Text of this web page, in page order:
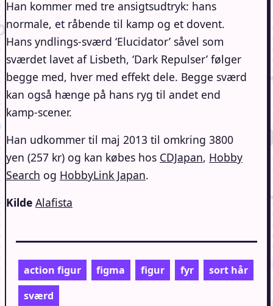
Han kommer med tre ansigtsudtryk: hans
normale, et råbende til kamp og et dovent.
Hans yndlings-sværd ‘Elucidator’ såvel som
sværdet lavet af Lisbeth, ‘Dark Repulser’ følger
begge med, hver med effekt dele. Begge sværd
kan også hænge på hans ryg til andet end
kamp-scener.
Han udkommer til maj 2013 til omkring 3800
yen (257 kr) og kan købes hos CDJapan, Hobby
Search og HobbyLink Japan.
Kilde Alafista
action figur figma figur fyr
sort hår
sværd